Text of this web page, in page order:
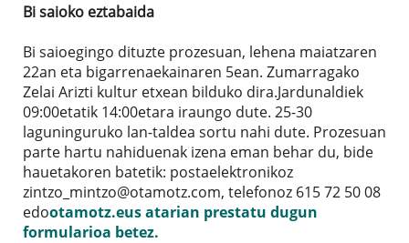
Bi saioko eztabaida
Bi saioegingo dituzte prozesuan, lehena maiatzaren
22an eta bigarrenaekainaren 5ean. Zumarragako
Zelai Arizti kultur etxean bilduko dira.Jardunaldiek
09:00etatik 14:00etara iraungo dute. 25-30
laguninguruko lan-taldea sortu nahi dute. Prozesuan
parte hartu nahiduenak izena eman behar du, bide
hauetakoren batetik: postaelektronikoz
zintzo_mintzo@otamotz.com, telefonoz 615 72 50 08
edootamotz.eus atarian prestatu dugun
formularioa betez.